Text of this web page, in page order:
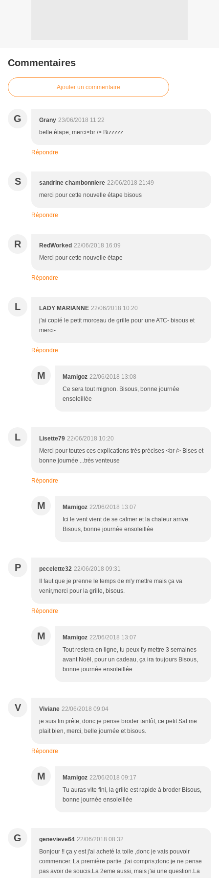
Commentaires
Ajouter un commentaire
G Grany 23/06/2018 11:22
belle étape, merci<br /> Bizzzzz
Répondre
S sandrine chambonniere 22/06/2018 21:49
merci pour cette nouvelle étape bisous
Répondre
R RedWorked 22/06/2018 16:09
Merci pour cette nouvelle étape
Répondre
L LADY MARIANNE 22/06/2018 10:20
j'ai copié le petit morceau de grille pour une ATC- bisous et
merci-
Répondre
M Mamigoz 22/06/2018 13:08
Ce sera tout mignon. Bisous, bonne journée
ensoleillée
L Lisette79 22/06/2018 10:20
Merci pour toutes ces explications très précises <br /> Bises et
bonne journée ...très venteuse
Répondre
M Mamigoz 22/06/2018 13:07
Ici le vent vient de se calmer et la chaleur arrive.
Bisous, bonne journée ensoleillée
P pecelette32 22/06/2018 09:31
Il faut que je prenne le temps de m'y mettre mais ça va
venir,merci pour la grille, bisous.
Répondre
M Mamigoz 22/06/2018 13:07
Tout restera en ligne, tu peux t'y mettre 3 semaines
avant Noël, pour un cadeau, ça ira toujours Bisous,
bonne journée ensoleillée
V Viviane 22/06/2018 09:04
je suis fin prête, donc je pense broder tantôt, ce petit Sal me
plait bien, merci, belle journée et bisous.
Répondre
M Mamigoz 22/06/2018 09:17
Tu auras vite fini, la grille est rapide à broder Bisous,
bonne journée ensoleillée
G genevieve64 22/06/2018 08:32
Bonjour !! ça y est j'ai acheté la toile ,donc je vais pouvoir
commencer. La première partie ,j'ai compris;donc je ne pense
pas avoir de soucis.La 2eme aussi, mais j'ai une question.La